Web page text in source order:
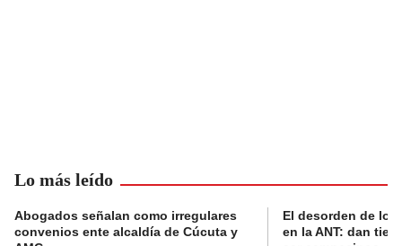
Lo más leído
Abogados señalan como irregulares
convenios ente alcaldía de Cúcuta y
El desorden de
en la ANT: dan